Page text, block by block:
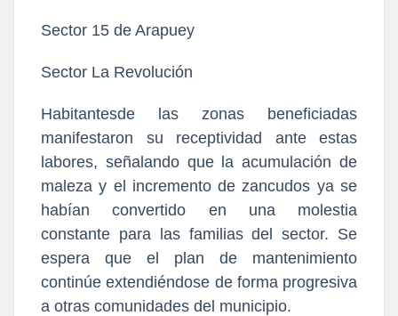
​Sector 15 de Arapuey
​Sector La Revolución
​Habitantesde las zonas beneficiadas
manifestaron su receptividad ante estas
labores, señalando que la acumulación de
maleza y el incremento de zancudos ya se
habían convertido en una molestia
constante para las familias del sector. Se
espera que el plan de mantenimiento
continúe extendiéndose de forma progresiva
a otras comunidades del municipio.